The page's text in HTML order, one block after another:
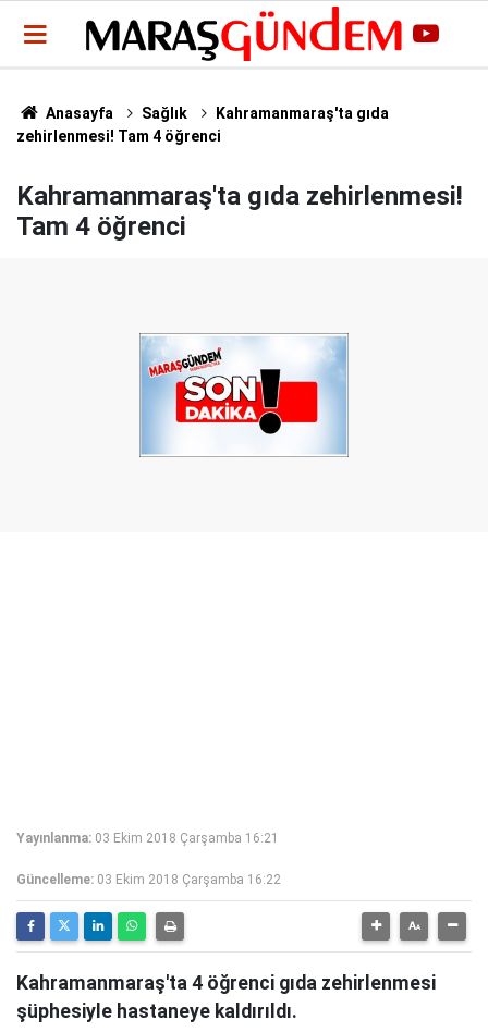
Anasayfa Sağlık
Kahramanmaraş'ta gıda
zehirlenmesi! Tam 4 öğrenci
Kahramanmaraş'ta gıda zehirlenmesi!
Tam 4 öğrenci
Yayınlanma: 03 Ekim 2018 Çarşamba 16:21
Güncelleme: 03 Ekim 2018 Çarşamba 16:22
Kahramanmaraş'ta 4 öğrenci gıda zehirlenmesi
şüphesiyle hastaneye kaldırıldı.